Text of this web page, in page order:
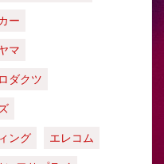
ー
マ
ダクツ
ング
エレコム